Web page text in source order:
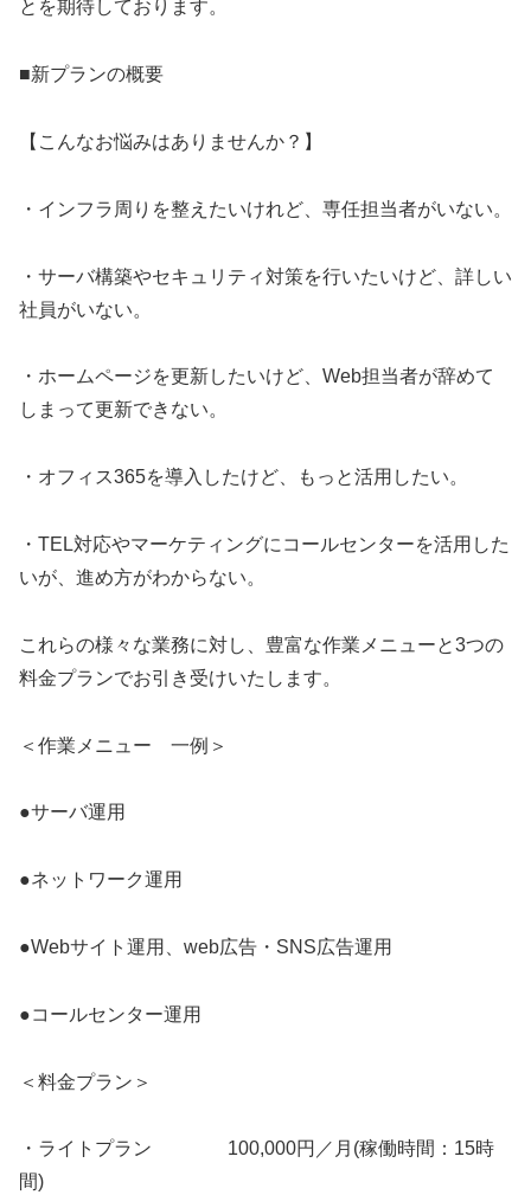
とを期待しております。
■新プランの概要
【こんなお悩みはありませんか？】
・インフラ周りを整えたいけれど、専任担当者がいない。
・サーバ構築やセキュリティ対策を行いたいけど、詳しい
社員がいない。
・ホームページを更新したいけど、Web担当者が辞めて
しまって更新できない。
・オフィス365を導入したけど、もっと活用したい。
・TEL対応やマーケティングにコールセンターを活用した
いが、進め方がわからない。
これらの様々な業務に対し、豊富な作業メニューと3つの
料金プランでお引き受けいたします。
＜作業メニュー 一例＞
●サーバ運用
●ネットワーク運用
●Webサイト運用、web広告・SNS広告運用
●コールセンター運用
＜料金プラン＞
・ライトプラン 100,000円／月(稼働時間：15時
間)